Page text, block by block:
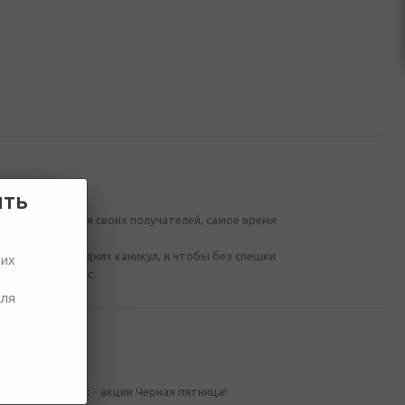
и дожидаются своих получателей, самое время
с новогодних каникул, и чтобы без спешки
уже сейчас.
скидок - акции Черная пятница!